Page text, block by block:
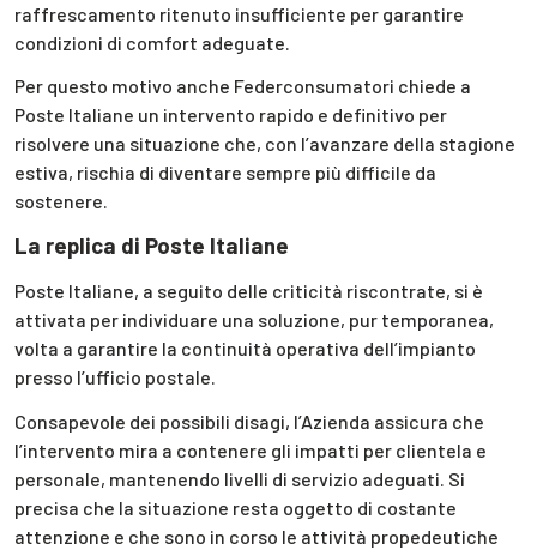
raffrescamento ritenuto insufficiente per garantire
condizioni di comfort adeguate.
Per questo motivo anche Federconsumatori chiede a
Poste Italiane un intervento rapido e definitivo per
risolvere una situazione che, con l’avanzare della stagione
estiva, rischia di diventare sempre più difficile da
sostenere.
La replica di Poste Italiane
Poste Italiane, a seguito delle criticità riscontrate, si è
attivata per individuare una soluzione, pur temporanea,
volta a garantire la continuità operativa dell’impianto
presso l’ufficio postale.
Consapevole dei possibili disagi, l’Azienda assicura che
l’intervento mira a contenere gli impatti per clientela e
personale, mantenendo livelli di servizio adeguati. Si
precisa che la situazione resta oggetto di costante
attenzione e che sono in corso le attività propedeutiche